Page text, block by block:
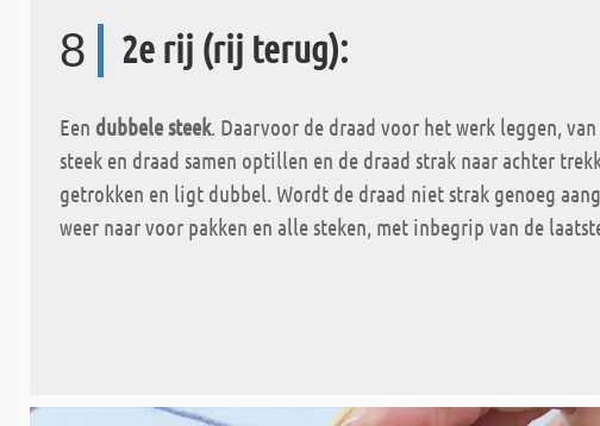
8 2e rij (rij terug):
Een dubbele steek. Daarvoor de draad voor het werk leggen,
steek en draad samen optillen en de draad strak naar achter
getrokken en ligt dubbel. Wordt de draad niet strak genoeg
weer naar voor pakken en alle steken, met inbegrip van de